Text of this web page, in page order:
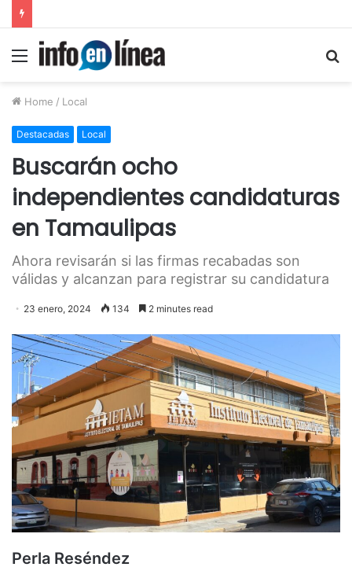
Menu
Home / Local
Destacadas Local
Buscarán ocho
independientes candidaturas
en Tamaulipas
Ahora revisarán si las firmas recabadas son
válidas y alcanzan para registrar su candidatura
23 enero, 2024 134 2 minutes read
Perla Reséndez